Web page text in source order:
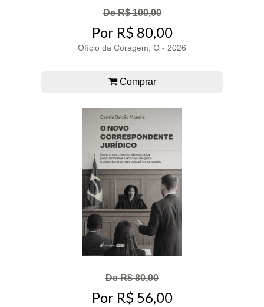
De R$ 100,00
Por R$ 80,00
Ofício da Coragem, O - 2026
Comprar
De R$ 80,00
Por R$ 56,00